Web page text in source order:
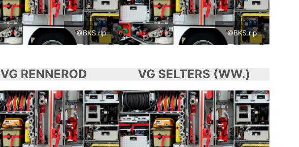
©BKS.rlp
VG RENNEROD
©BKS.rlp
VG SELTERS (WW.)